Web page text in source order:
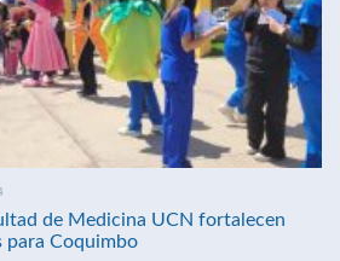
de Medicina UCN fortalecen
para Coquimbo